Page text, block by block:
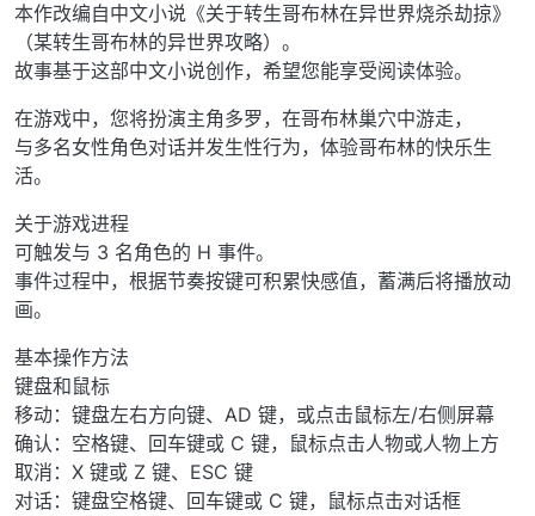
本作改编自中文小说《关于转生哥布林在异世界烧杀劫掠》
（某转生哥布林的异世界攻略）。
故事基于这部中文小说创作，希望您能享受阅读体验。
在游戏中，您将扮演主角多罗，在哥布林巢穴中游走，
与多名女性角色对话并发生性行为，体验哥布林的快乐生
活。
关于游戏进程
可触发与 3 名角色的 H 事件。
事件过程中，根据节奏按键可积累快感值，蓄满后将播放动
画。
基本操作方法
键盘和鼠标
移动：键盘左右方向键、AD 键，或点击鼠标左/右侧屏幕
确认：空格键、回车键或 C 键，鼠标点击人物或人物上方
取消：X 键或 Z 键、ESC 键
对话：键盘空格键、回车键或 C 键，鼠标点击对话框